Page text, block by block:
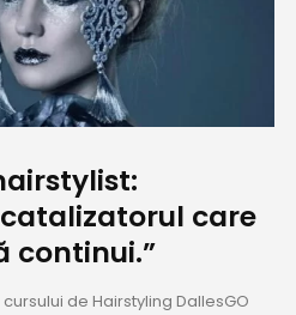
catalizatorul care
continui.”
de Hairstyling DallesGO